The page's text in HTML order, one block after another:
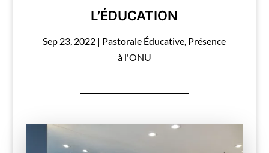
L’ÉDUCATION
Sep 23, 2022 | Pastorale Éducative, Présence
à l'ONU